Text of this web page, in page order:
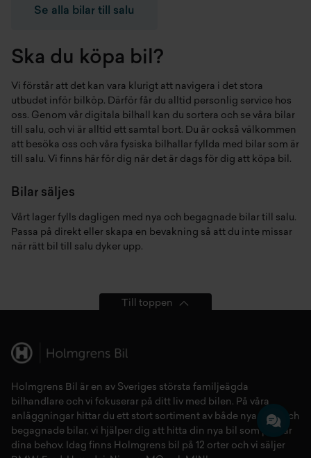
Se alla bilar till salu
Ska du köpa bil?
Vi förstår att det kan vara klurigt att navigera i det stora
utbudet inför bilköp. Därför får du alltid personlig service hos
oss. Genom vår digitala bilhall kan du sortera och se våra bilar
till salu, och vi är alltid ett samtal bort. Du är också välkommen
att besöka oss och våra fysiska bilhallar fyllda med bilar som är
till salu. Vi finns här för dig när det är dags för dig att köpa bil.
Bilar säljes
Vårt lager fylls dagligen med nya och begagnade bilar till salu.
Passa på direkt eller skapa en bevakning så att du inte missar
när rätt bil till salu dyker upp.
Till toppen
Holmgrens Bil är en av Sveriges största familjeägda
bilhandlare och vi fokuserar på ditt liv med bilen. På våra
anläggningar hittar du ett stort sortiment av både nya bilaroch
begagnade bilar, vi hjälper dig att hitta din nya bil som passar
dina behov. Idag finns Holmgrens bil på 12 orter och vi säljer